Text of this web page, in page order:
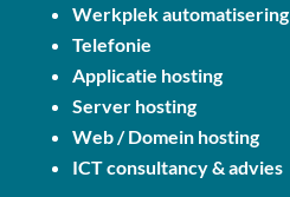
Werkplek automatisering
Telefonie
Applicatie hosting
Server hosting
Web / Domein hosting
ICT consultancy & advies